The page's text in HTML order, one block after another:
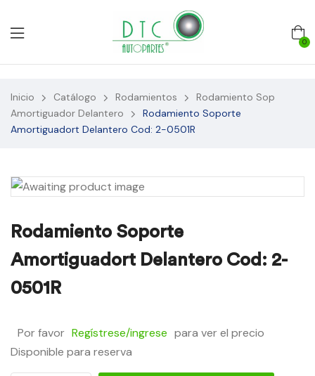
0
Inicio Catálogo Rodamientos
Rodamiento Sop
Amortiguador Delantero
Rodamiento Soporte
Amortiguadort Delantero Cod: 2-0501R
Rodamiento Soporte
Amortiguadort Delantero Cod: 2-
0501R
Por favor Regístrese/ingrese para ver el precio
Disponible para reserva